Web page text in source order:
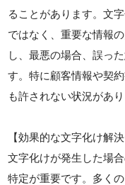
ることがあります。文
ではなく、重要な情報
し、最悪の場合、誤っ
す。特に顧客情報や契
も許されない状況があり
【効果的な文字化け解
文字化けが発生した場
特定が重要です。多く